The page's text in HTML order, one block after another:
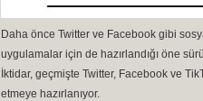
Daha önce Twitter ve Facebook gibi
uygulamalar için de hazırlandığı öne
İktidar, geçmişte Twitter, Facebook ve
etmeye hazırlanıyor.